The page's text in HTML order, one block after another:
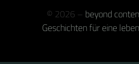
© 2026 – beyond
Geschichten für eine